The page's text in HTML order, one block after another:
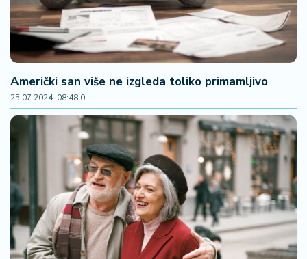
Američki san više ne izgleda toliko primamljivo
25.07.2024. 08:48|0